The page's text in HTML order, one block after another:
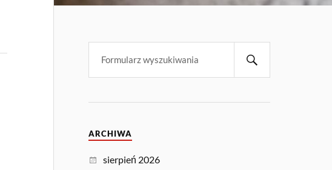
ARCHIWA
sierpień 2026